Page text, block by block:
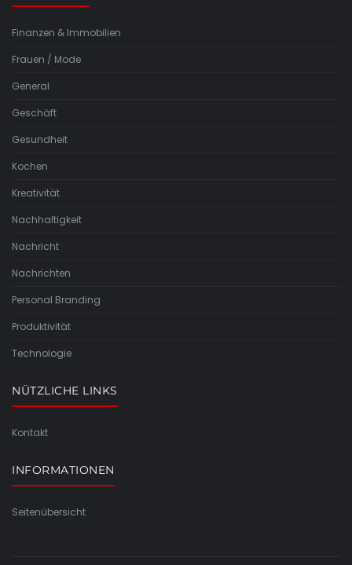
Finanzen & Immobilien
Frauen / Mode
General
Geschäft
Gesundheit
Kochen
Kreativität
Nachhaltigkeit
Nachricht
Nachrichten
Personal Branding
Produktivität
Technologie
NÜTZLICHE LINKS
Kontakt
INFORMATIONEN
Seitenübersicht